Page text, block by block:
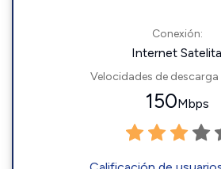
Conexión:
Internet
Velocidades de descarga
150Mbps